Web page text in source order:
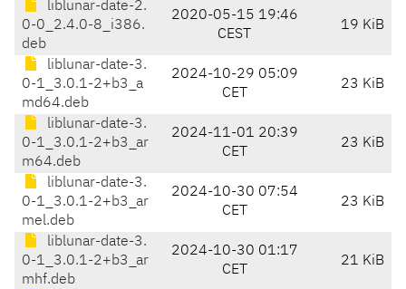
liblunar-date-2.
0-0_2.4.0-8_i386.
deb
2020-05-15 19:46
CEST
19 KiB
liblunar-date-3.
0-1_3.0.1-2+b3_a
md64.deb
2024-10-29 05:09
CET
23 KiB
liblunar-date-3.
0-1_3.0.1-2+b3_ar
m64.deb
2024-11-01 20:39
CET
23 KiB
liblunar-date-3.
0-1_3.0.1-2+b3_ar
mel.deb
2024-10-30 07:54
CET
23 KiB
liblunar-date-3.
0-1_3.0.1-2+b3_ar
mhf.deb
2024-10-30 01:17
CET
21 KiB